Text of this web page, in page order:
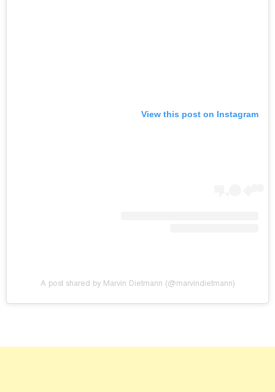
View this post on Instagram
A post shared by Marvin Dietmann (@marvindietmann)